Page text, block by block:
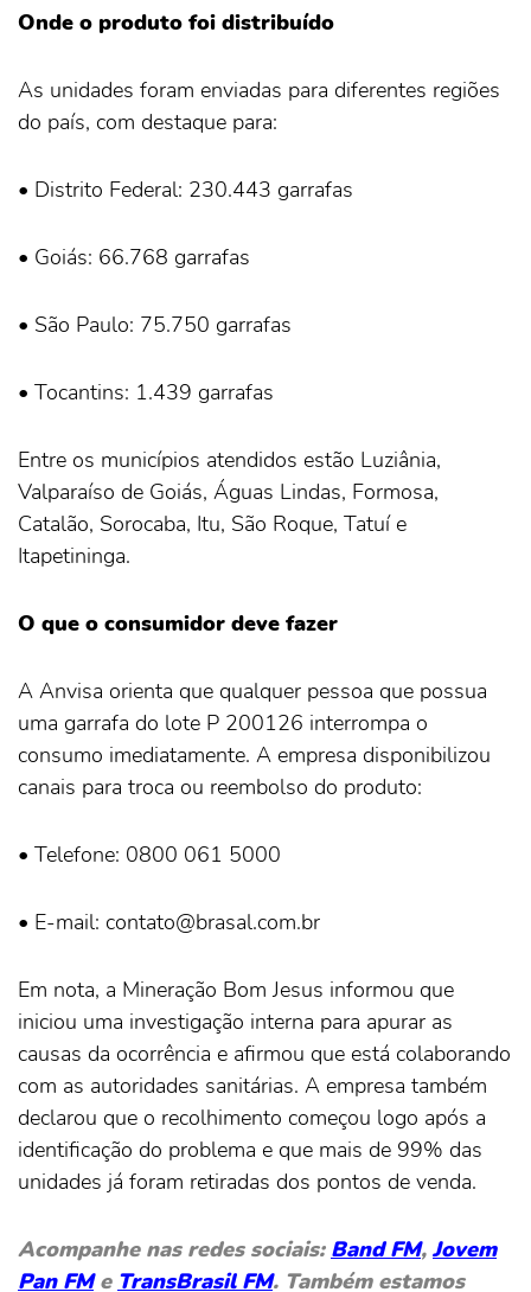
Onde o produto foi distribuído
As unidades foram enviadas para diferentes regiões
do país, com destaque para:
• Distrito Federal: 230.443 garrafas
• Goiás: 66.768 garrafas
• São Paulo: 75.750 garrafas
• Tocantins: 1.439 garrafas
Entre os municípios atendidos estão Luziânia,
Valparaíso de Goiás, Águas Lindas, Formosa,
Catalão, Sorocaba, Itu, São Roque, Tatuí e
Itapetininga.
O que o consumidor deve fazer
A Anvisa orienta que qualquer pessoa que possua
uma garrafa do lote P 200126 interrompa o
consumo imediatamente. A empresa disponibilizou
canais para troca ou reembolso do produto:
• Telefone: 0800 061 5000
• E-mail: contato@brasal.com.br
Em nota, a Mineração Bom Jesus informou que
iniciou uma investigação interna para apurar as
causas da ocorrência e afirmou que está colaborando
com as autoridades sanitárias. A empresa também
declarou que o recolhimento começou logo após a
identificação do problema e que mais de 99% das
unidades já foram retiradas dos pontos de venda.
Acompanhe nas redes sociais: Band FM, Jovem
Pan FMe TransBrasil FM. Também estamos